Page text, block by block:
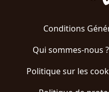
Conditions
Qui sommes-nous ?
Politique sur les